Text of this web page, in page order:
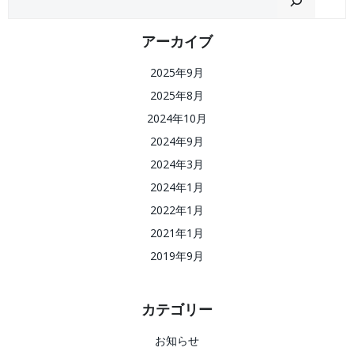
ー
シ
ョ
ン
アーカイブ
2025年9月
2025年8月
2024年10月
2024年9月
2024年3月
2024年1月
2022年1月
2021年1月
2019年9月
カテゴリー
お知らせ